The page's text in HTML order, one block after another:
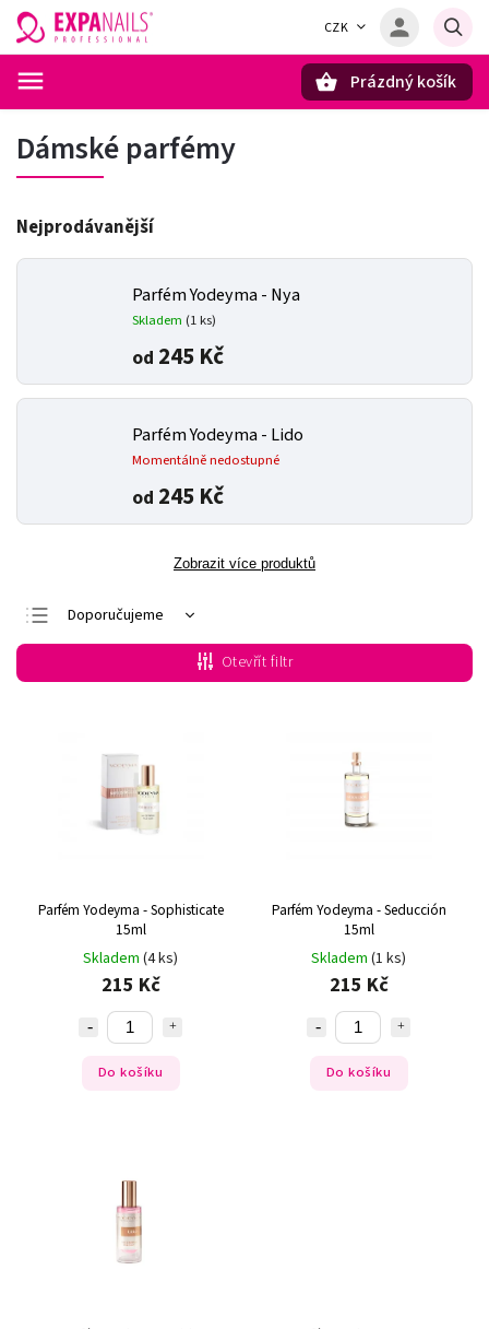
CZK
Prázdný košík
Dámské parfémy
Nejprodávanější
Parfém Yodeyma - Nya
Skladem (1 ks)
od 245 Kč
Parfém Yodeyma - Lido
Momentálně nedostupné
od 245 Kč
Zobrazit více produktů
Doporučujeme
Nejlevnější
Nejdražší
Abecedně
Otevřít filtr
Parfém Yodeyma - Sophisticate
15ml
Skladem (4 ks)
215 Kč
Do košíku
Parfém Yodeyma - Seducción
15ml
Skladem (1 ks)
215 Kč
Do košíku